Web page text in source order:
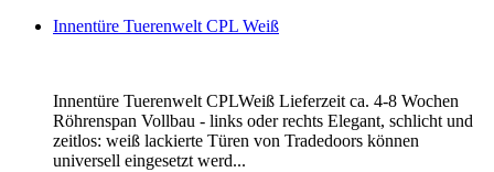
Innentüre Tuerenwelt CPL Weiß
Innentüre Tuerenwelt CPLWeiß Lieferzeit ca. 4-8 Wochen
Röhrenspan Vollbau - links oder rechts Elegant, schlicht und
zeitlos: weiß lackierte Türen von Tradedoors können
universell eingesetzt werd...